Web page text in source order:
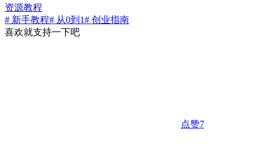
资源教程
# 新手教程# 从0到1# 创业指南
喜欢就支持一下吧
点赞7